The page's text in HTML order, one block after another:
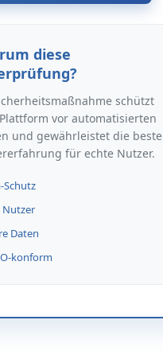
diese
schützt
vor automatisierten
und gewährleistet die beste
für echte Nutzer.
Schutz
Nutzer
Daten
konform